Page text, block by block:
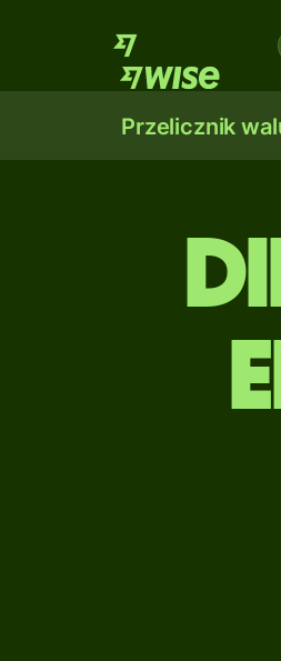
Przelicznik